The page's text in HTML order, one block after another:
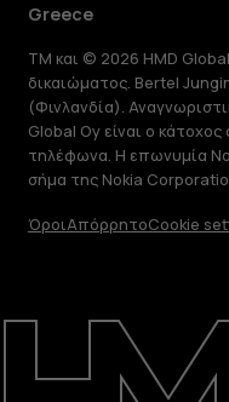
Επισκευή,
ανακύκλωση
Υποστήριξη
Greece
TM και © 2026 HMD
δικαιώματος. Bertel
(Φινλανδία).
Global Oy είναι ο
τηλέφωνα. Η επωνυμία
σήμα της Nokia
ΌροιΑπόρρητοCookie